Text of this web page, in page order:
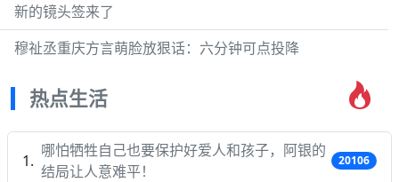
新的镜头签来了
穆祉丞重庆方言萌脸放狠话：六分钟可点投降
热点生活
哪怕牺牲自己也要保护好爱人和孩子，阿银的
结局让人意难平！
20106